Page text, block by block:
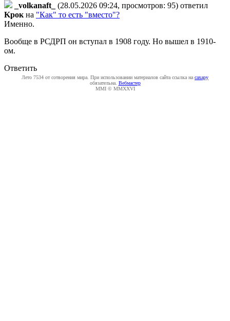
_volkanaft_
(28.05.2026 09:24, просмотров: 95) ответил
Kpoк на "Как" то есть "вместо"?
Именно.
Вообще в РСДРП он вступал в 1908 году. Но вышел в 1910-
ом.
Ответить
Лето 7534 от сотворения мира. При использовании материалов сайта ссылка на caxapу
обязательна. Вебмастер
MMI © MMXXVI